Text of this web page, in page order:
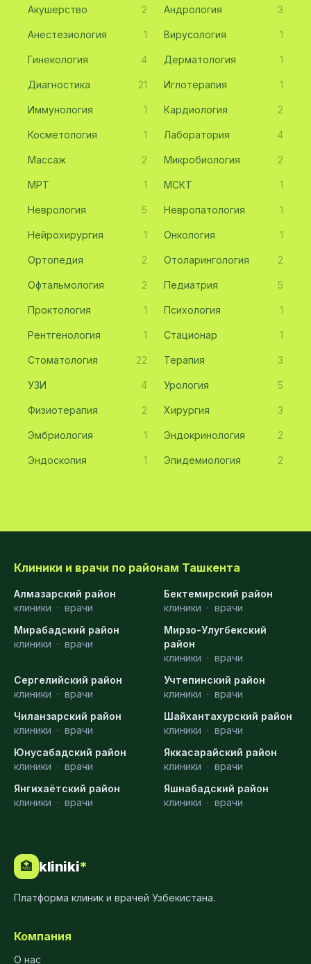
Акушерство 2 Андрология 3
Анестезиология 1 Вирусология 1
Гинекология 4 Дерматология 1
Диагностика 21 Иглотерапия 1
Иммунология 1 Кардиология 2
Косметология 1 Лаборатория 4
Массаж 2 Микробиология 2
МРТ 1 МСКТ 1
Неврология 5 Невропатология 1
Нейрохирургия 1 Онкология 1
Ортопедия 2 Отоларингология 2
Офтальмология 2 Педиатрия 5
Проктология 1 Психология 1
Рентгенология 1 Стационар 1
Стоматология 22 Терапия 3
УЗИ 4 Урология 5
Физиотерапия 2 Хирургия 3
Эмбриология 1 Эндокринология 2
Эндоскопия 1 Эпидемиология 2
Клиники и врачи по районам Ташкента
Алмазарский район
клиники · врачи
Бектемирский район
клиники · врачи
Мирабадский район
клиники · врачи
Мирзо-Улугбекский
район
клиники · врачи
Сергелийский район
клиники · врачи
Учтепинский район
клиники · врачи
Чиланзарский район
клиники · врачи
Шайхантахурский район
клиники · врачи
Юнусабадский район
клиники · врачи
Яккасарайский район
клиники · врачи
Янгихаётский район
клиники · врачи
Яшнабадский район
клиники · врачи
🏥 kliniki*
Платформа клиник и врачей Узбекистана.
Компания
О нас